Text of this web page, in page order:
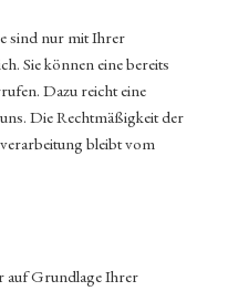
sind nur mit Ihrer
Sie können eine bereits
Dazu reicht eine
Die Rechtmäßigkeit der
bleibt vom
auf Grundlage Ihrer